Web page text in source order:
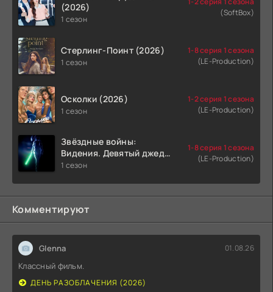
(2026)
1 сезон
(SoftBox)
Стерлинг-Поинт (2026)
1 сезон
1-8 серия 1 сезона
(LE-Production)
Осколки (2026)
1 сезон
1-2 серия 1 сезона
(LE-Production)
Звёздные войны:
Видения. Девятый джедай
(2026)
1 сезон
1-8 серия 1 сезона
(LE-Production)
Комментируют
Glenna 01.08.26
Классный фильм.
ДЕНЬ РАЗОБЛАЧЕНИЯ (2026)